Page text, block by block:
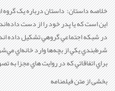
خلاصه داستان: داستان درباره يک گروه
اين است که يا پدر خود را از دست
در شبکه اجتماعي گروهي تشکيل داده
شرط‌بندي يکي از بچه‌ها وارد خانه‌اي
براي اتفاقاتي که در روايت هاي مجزا
بخشی از متن فیلمنامه